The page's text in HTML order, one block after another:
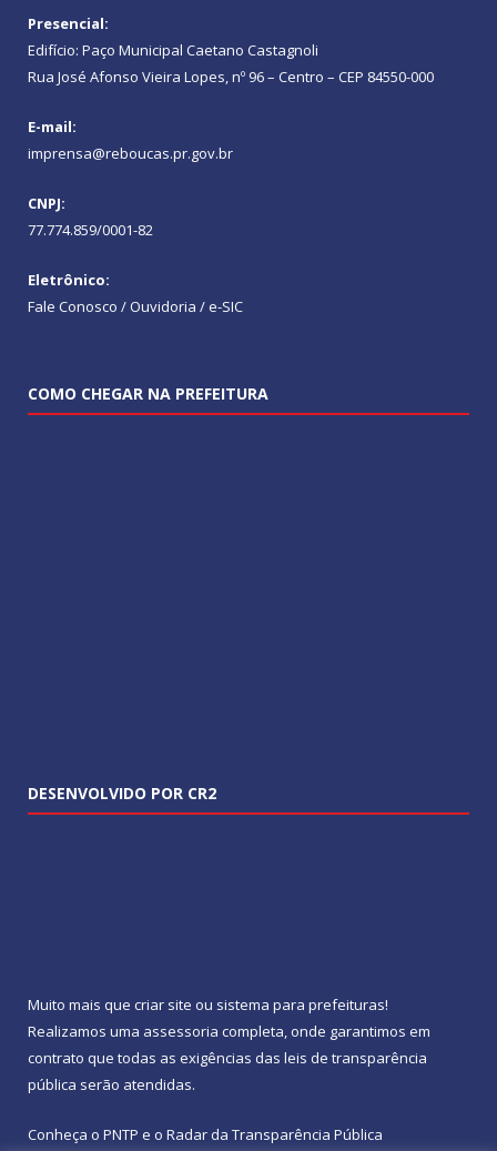
Presencial:
Edifício: Paço Municipal Caetano Castagnoli
Rua José Afonso Vieira Lopes, nº 96 – Centro – CEP 84550-000
E-mail:
imprensa@reboucas.pr.gov.br
CNPJ:
77.774.859/0001-82
Eletrônico:
Fale Conosco / Ouvidoria / e-SIC
COMO CHEGAR NA PREFEITURA
DESENVOLVIDO POR CR2
Muito mais que criar site ou sistema para prefeituras!
Realizamos uma assessoria completa, onde garantimos em
contrato que todas as exigências das leis de transparência
pública serão atendidas.
Conheça o PNTP e o Radar da Transparência Pública